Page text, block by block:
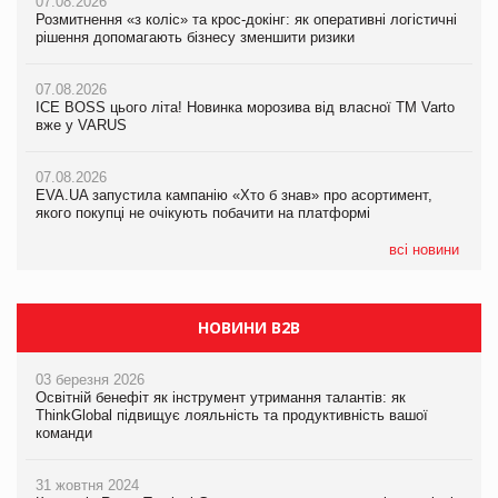
Розмитнення «з коліс» та крос-докінг: як оперативні логістичні
рішення допомагають бізнесу зменшити ризики
07.08.2026
ICE BOSS цього літа! Новинка морозива від власної ТМ Varto
вже у VARUS
07.08.2026
EVA.UA запустила кампанію «Хто б знав» про асортимент,
якого покупці не очікують побачити на платформі
всі новини
Розмитнення «з коліс» та крос-докінг: як оперативні логістичні
рішення допомагають бізнесу зменшити ризики
07.08.2026
ICE BOSS цього літа! Новинка морозива від власної ТМ Varto
вже у VARUS
07.08.2026
EVA.UA запустила кампанію «Хто б знав» про асортимент,
якого покупці не очікують побачити на платформі
Kraft Heinz скоротила збиток у першому півріччі
Продажі Hugo Boss впали на 9%
НОВИНИ B2B
03 березня 2026
Освітній бенефіт як інструмент утримання талантів: як
ThinkGlobal підвищує лояльність та продуктивність вашої
команди
31 жовтня 2024